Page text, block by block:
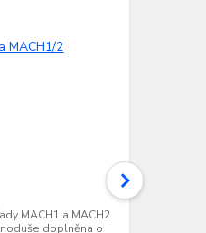
MACH1 a MACH2.
doplněna o
Adaptér